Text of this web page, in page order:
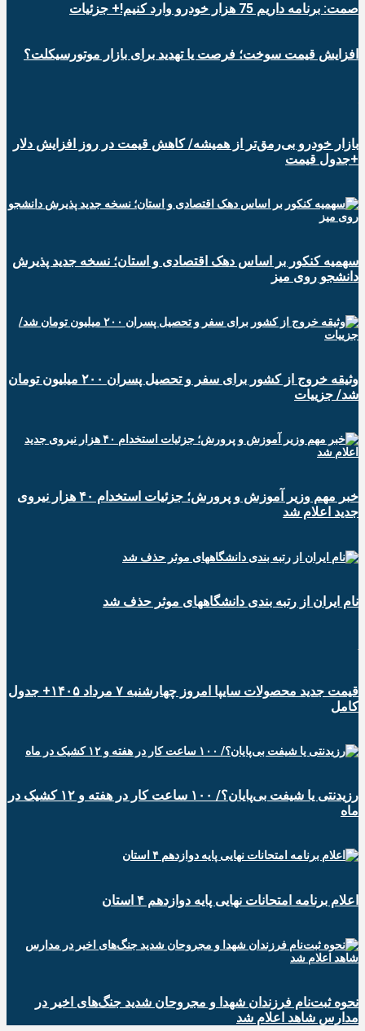
صمت: برنامه داریم 75 هزار خودرو وارد کنیم!+ جزئیات
افزایش قیمت سوخت؛ فرصت یا تهدید برای بازار موتورسیکلت؟
بازار خودرو بی‌رمق‌تر از همیشه/ کاهش قیمت در روز افزایش دلار
+جدول قیمت
سهمیه کنکور بر اساس دهک اقتصادی و استان؛ نسخه جدید پذیرش
دانشجو روی میز
وثیقه خروج از کشور برای سفر و تحصیل پسران ۲۰۰ میلیون تومان
شد/ جزییات
خبر مهم وزیر آموزش و پرورش؛ جزئیات استخدام ۴۰ هزار نیروی
جدید اعلام شد
نام ایران از رتبه بندی دانشگاههای موثر حذف شد
قیمت جدید محصولات سایپا امروز چهارشنبه ۷ مرداد ۱۴۰۵+ جدول
کامل
رزیدنتی یا شیفت بی‌پایان؟/ ۱۰۰ ساعت کار در هفته و ۱۲ کشیک در
ماه
اعلام برنامه امتحانات نهایی پایه دوازدهم ۴ استان
نحوه ثبت‌نام فرزندان شهدا و مجروحان شدید جنگ‌های اخیر در
مدارس شاهد اعلام شد